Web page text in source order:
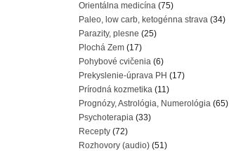
Orientálna medicína (75)
Paleo, low carb, ketogénna strava (34)
Parazity, plesne (25)
Plochá Zem (17)
Pohybové cvičenia (6)
Prekyslenie-úprava PH (17)
Prírodná kozmetika (11)
Prognózy, Astrológia, Numerológia (65)
Psychoterapia (33)
Recepty (72)
Rozhovory (audio) (51)